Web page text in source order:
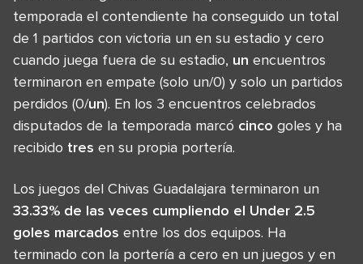
temporada el contendiente ha conseguido un total
de 1 partidos con victoria un en su estadio y cero
cuando juega fuera de su estadio, un encuentros
terminaron en empate (solo un/0) y solo un partidos
perdidos (0/un). En los 3 encuentros celebrados
disputados de la temporada marcó cinco goles y ha
recibido tres en su propia portería.
Los juegos del Chivas Guadalajara terminaron un
33.33% de las veces cumpliendo el Under 2.5
goles marcados entre los dos equipos. Ha
terminado con la portería a cero en un juegos y en